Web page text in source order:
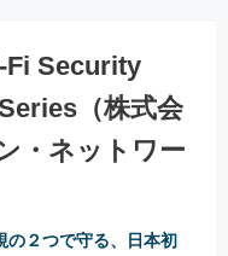
Fi Security
（株式会
・ネットワー
の２つで守る、日本初